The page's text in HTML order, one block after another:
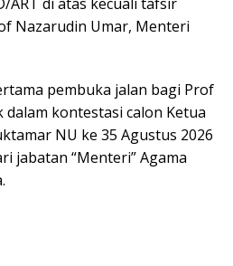
Nazarudin Umar, Menteri
pembuka jalan bagi Prof
kontestasi calon Ketua
NU ke 35 Agustus 2026
jabatan “Menteri” Agama